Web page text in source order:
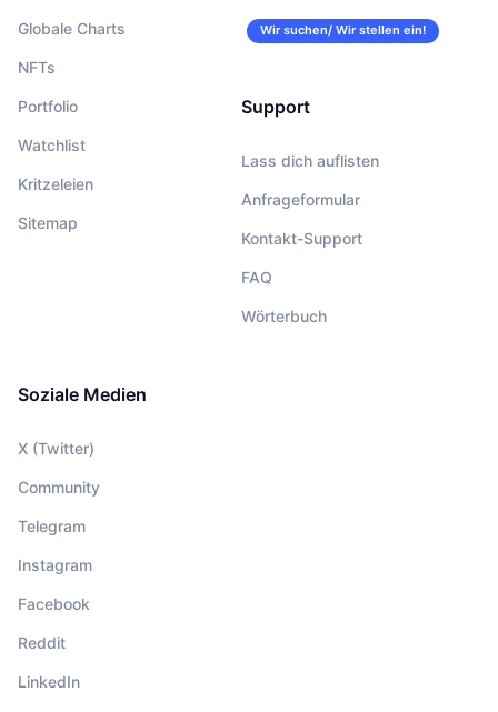
Globale Charts
NFTs
Portfolio
Watchlist
Kritzeleien
Sitemap
Wir suchen/ Wir stellen ein!
Support
Lass dich auflisten
Anfrageformular
Kontakt-Support
FAQ
Wörterbuch
Soziale Medien
X (Twitter)
Community
Telegram
Instagram
Facebook
Reddit
LinkedIn